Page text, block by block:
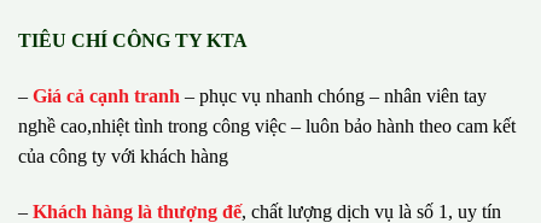
TIÊU CHÍ CÔNG TY KTA
– Giá cả cạnh tranh – phục vụ nhanh chóng – nhân viên tay
nghề cao,nhiệt tình trong công việc – luôn bảo hành theo cam kết
của công ty với khách hàng
– Khách hàng là thượng đế, chất lượng dịch vụ là số 1, uy tín